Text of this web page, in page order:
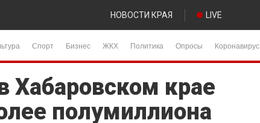
НОВОСТИ КРАЯ LIVE
Спорт Бизнес ЖКХ Политика Опросы Коронавирус
Хабаровском крае
полумиллиона